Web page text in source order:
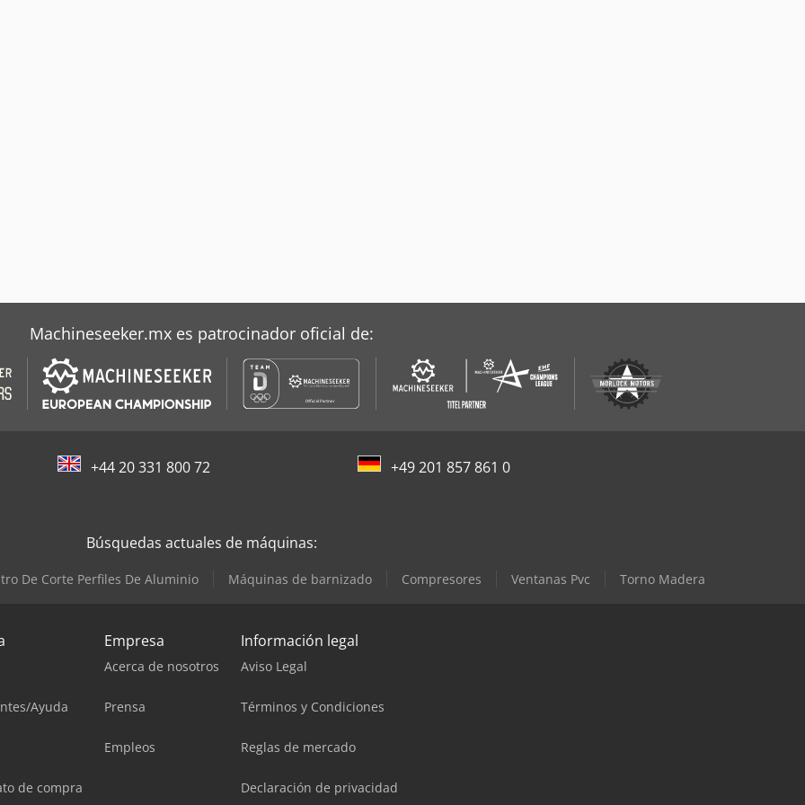
Machineseeker.mx es patrocinador oficial de:
+44 20 331 800 72
+49 201 857 861 0
Búsquedas actuales de máquinas:
De Corte Perfiles De Aluminio Máquinas de barnizado Compresores Ventanas Pvc Torno Madera
Ayuda
de compra
Empresa
Acerca de nosotros
Prensa
Empleos
Información legal
Aviso Legal
Términos y Condiciones
Reglas de mercado
Declaración de privacidad